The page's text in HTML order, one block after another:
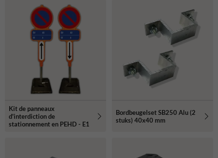
Kit de panneaux
d'interdiction de
stationnement en PEHD - E1
Bordbeugelset SB250 Alu (2
stuks) 40x40 mm